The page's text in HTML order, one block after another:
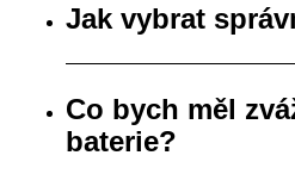
Jak vybrat
Co bych měl
baterie?